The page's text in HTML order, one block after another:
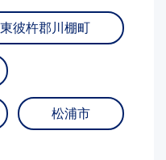
東彼杵郡川棚町
松浦市